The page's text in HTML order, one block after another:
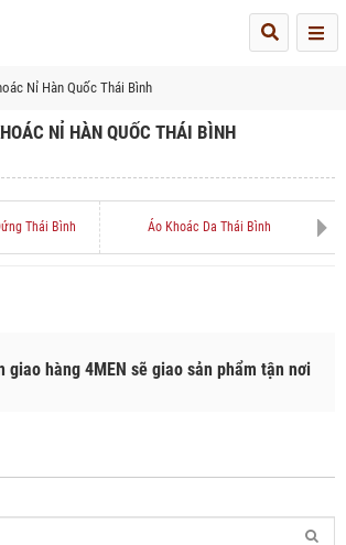
Nỉ Hàn Quốc Thái Bình
NỈ HÀN QUỐC THÁI BÌNH
Thái Bình Áo Khoác Da Thái Bình
giao hàng 4MEN sẽ giao sản phẩm tận nơi